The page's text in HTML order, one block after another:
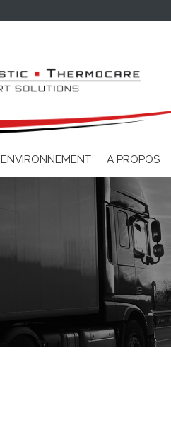
ENVIRONNEMENT A PROPOS